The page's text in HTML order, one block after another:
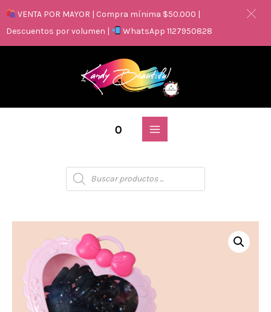
0
VENTA POR MAYOR | Compra mínima $50.000 |
Descuentos por volumen |
WhatsApp 1127950828